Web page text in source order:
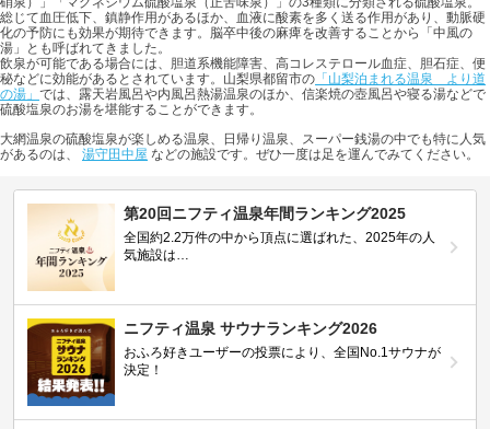
総じて血圧低下、鎮静作用があるほか、血液に酸素を多く送る作用があり、動脈硬
化の予防にも効果が期待できます。脳卒中後の麻痺を改善することから「中風の
湯」とも呼ばれてきました。
飲泉が可能である場合には、胆道系機能障害、高コレステロール血症、胆石症、便
秘などに効能があるとされています。山梨県都留市の 「山梨泊まれる温泉 より道
の湯」 では、露天岩風呂や内風呂熱湯温泉のほか、信楽焼の壺風呂や寝る湯などで
硫酸塩泉のお湯を堪能することができます。
大網温泉の硫酸塩泉が楽しめる温泉、日帰り温泉、スーパー銭湯の中でも特に人気
があるのは、 湯守田中屋 などの施設です。ぜひ一度は足を運んでみてください。
第20回ニフティ温泉年間ランキング2025
全国約2.2万件の中から頂点に選ばれた、2025年の人
気施設は…
ニフティ温泉 サウナランキング2026
おふろ好きユーザーの投票により、全国No.1サウナが
決定！